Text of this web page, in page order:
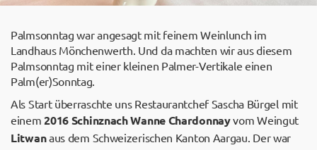
Palmsonntag war angesagt mit feinem Weinlunch im
Landhaus Mönchenwerth. Und da machten wir aus diesem
Palmsonntag mit einer kleinen Palmer-Vertikale einen
Palm(er)Sonntag.
Als Start überraschte uns Restaurantchef Sascha Bürgel mit
einem2016 Schinznach Wanne Chardonnayvom Weingut
Litwanaus dem Schweizerischen Kanton Aargau. Der war